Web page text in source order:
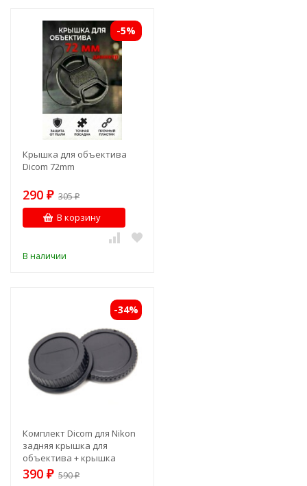
-5%
Крышка для объектива
Dicom 72mm
290 ₽ 305₽
В корзину
В наличии
-34%
Комплект Dicom для Nikon
задняя крышка для
объектива + крышка
байонета камеры
390 ₽ 590₽